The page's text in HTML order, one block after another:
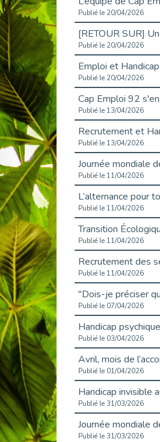
Publié le 20/04/2026
Publié le 20/04/2026
Publié le 20/04/2026
Publié le 13/04/2026
Publié le 13/04/2026
Publié le 11/04/2026
Publié le 11/04/2026
Publié le 11/04/2026
Publié le 11/04/2026
Publié le 07/04/2026
Publié le 03/04/2026
Publié le 01/04/2026
Publié le 31/03/2026
Publié le 31/03/2026